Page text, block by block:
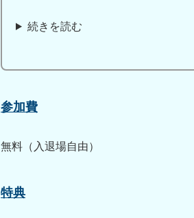
続きを読む
参加費
無料（入退場自由）
特典